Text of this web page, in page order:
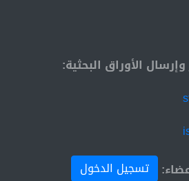
الأوراق البحثية:
تسجيل الدخول